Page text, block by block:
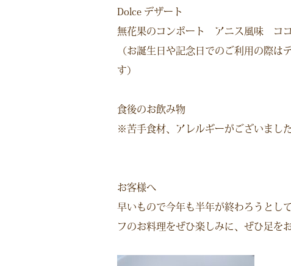
Dolce デザート
無花果のコンポート アニス風味 コ
（お誕生日や記念日でのご利用の際
す）
食後のお飲み物
※苦手食材、アレルギーがございまし
お客様へ
早いもので今年も半年が終わろうとし
フのお料理をぜひ楽しみに、ぜひ足を